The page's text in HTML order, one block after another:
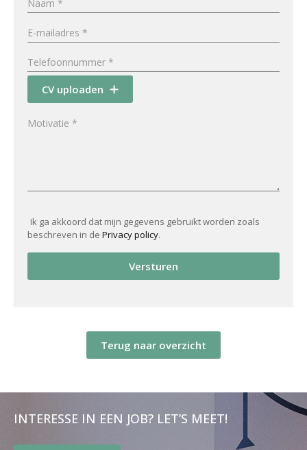
CV uploaden
Ik ga akkoord dat mijn gegevens gebruikt worden zoals
beschreven in de Privacy policy.
Versturen
Terug naar overzicht
INTERESSE IN EEN JOB? LET’S MEET!